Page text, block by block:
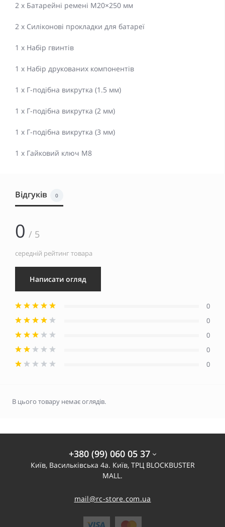
2 x Батарейні ремені M20×250 мм
2 x Силіконові прокладки для батареї
1 x Набір гвинтів
1 x Набір друкованих компонентів
1 x Г-подібна викрутка (1.5 мм)
1 x Г-подібна викрутка (2 мм)
1 x Г-подібна викрутка (3 мм)
1 x Гайковий ключ M8
Відгуків 0
0 / 5
середній рейтинг товара
Написати огляд
0
0
0
0
0
В цього товару немає оглядів.
+380 (99) 060 05 37
Київ, Васильківська 4а. Київ, ТРЦ BLOCKBUSTER
MALL.
mail@rc-store.com.ua